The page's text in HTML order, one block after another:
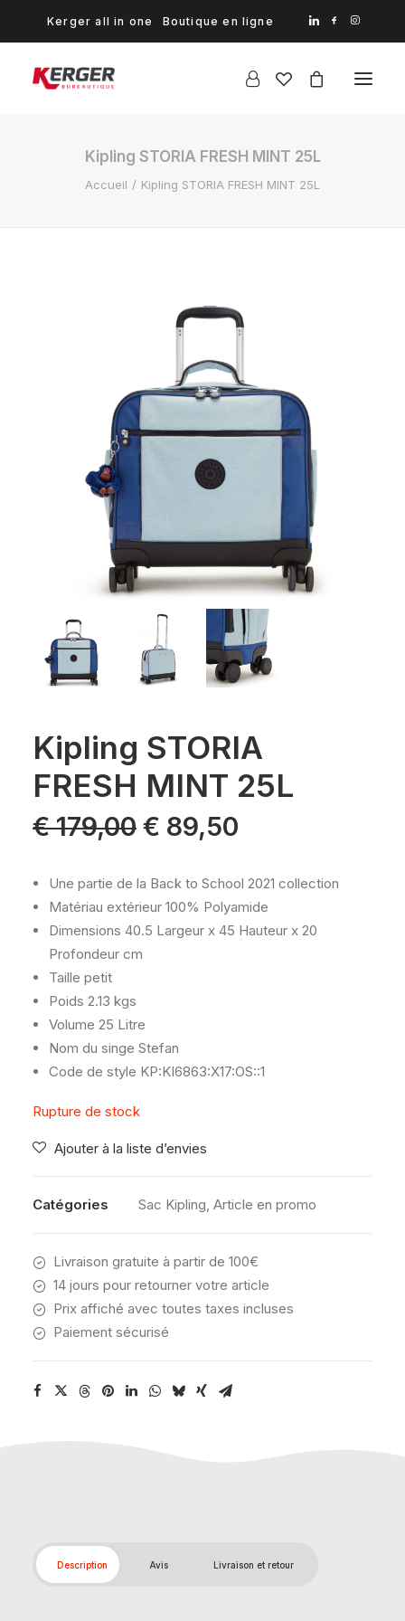
Kerger all in one Boutique en ligne
Kipling STORIA FRESH MINT 25L
Accueil Kipling STORIA FRESH MINT 25L
Kipling STORIA
FRESH MINT 25L
€179,00 Le
prix
initial
€ 179,00.
€ 89,50
€ 89,50.
Une partie de la Back to School 2021 collection
Matériau extérieur 100% Polyamide
Dimensions 40.5 Largeur x 45 Hauteur x 20
Profondeur cm
Taille petit
Poids 2.13 kgs
Volume 25 Litre
Nom du singe Stefan
Code de style KP:KI6863:X17:OS::1
Rupture de stock
Ajouter à la liste d’envies
Catégories Sac Kipling, Article en promo
Livraison gratuite à partir de 100€
14 jours pour retourner votre article
Prix affiché avec toutes taxes incluses
Paiement sécurisé
Description Avis Livraison et retour